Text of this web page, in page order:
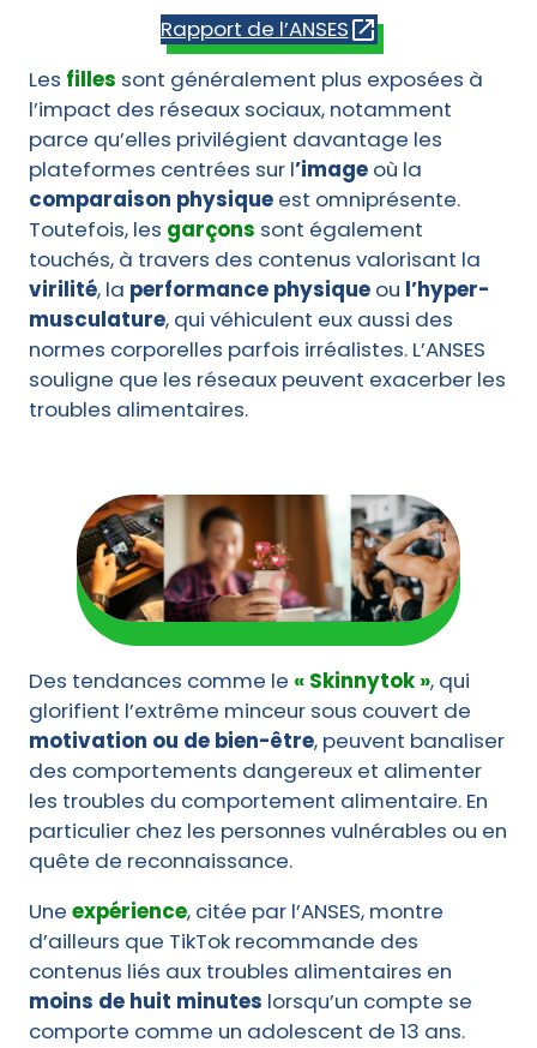
Rapport de l’ANSES
Les filles sont généralement plus exposées à
l’impact des réseaux sociaux, notamment
parce qu’elles privilégient davantage les
plateformes centrées sur l’image où la
comparaison physique est omniprésente.
Toutefois, les garçons sont également
touchés, à travers des contenus valorisant la
virilité, la performance physique ou l’hyper-
musculature, qui véhiculent eux aussi des
normes corporelles parfois irréalistes. L’ANSES
souligne que les réseaux peuvent exacerber les
troubles alimentaires.
Des tendances comme le « Skinnytok », qui
glorifient l’extrême minceur sous couvert de
motivation ou de bien-être, peuvent banaliser
des comportements dangereux et alimenter
les troubles du comportement alimentaire. En
particulier chez les personnes vulnérables ou en
quête de reconnaissance.
Une expérience, citée par l’ANSES, montre
d’ailleurs que TikTok recommande des
contenus liés aux troubles alimentaires en
moins de huit minutes lorsqu’un compte se
comporte comme un adolescent de 13 ans.